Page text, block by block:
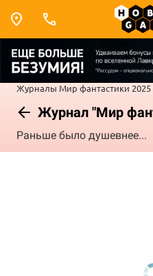
Журналы Мир фантастики 2025
Журнал "Мир
Раньше было душевнее...